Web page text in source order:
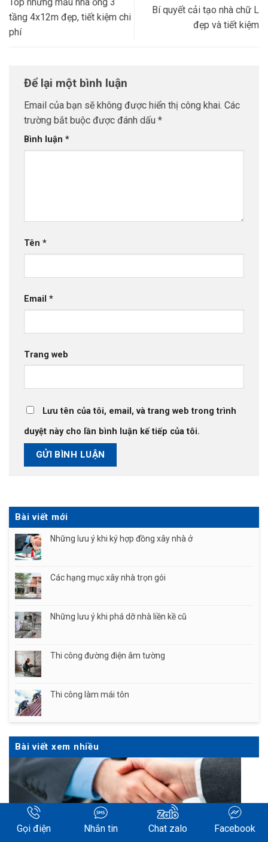
Top những mẫu nhà ống 3
tầng 4x12m đẹp, tiết kiệm chi
phí
Bí quyết cải tạo nhà chữ L
đẹp và tiết kiệm
Để lại một bình luận
Email của bạn sẽ không được hiển thị công khai. Các
trường bắt buộc được đánh dấu *
Bình luận *
Tên *
Email *
Trang web
Lưu tên của tôi, email, và trang web trong trình
duyệt này cho lần bình luận kế tiếp của tôi.
Bài viết mới
Những lưu ý khi ký hợp đồng xây nhà ở
Các hạng mục xây nhà trọn gói
Những lưu ý khi phá dỡ nhà liền kề cũ
Thi công đường điện âm tường
Thi công làm mái tôn
Bài viết xem nhiều
Gọi điện Nhắn tin Chat zalo Facebook